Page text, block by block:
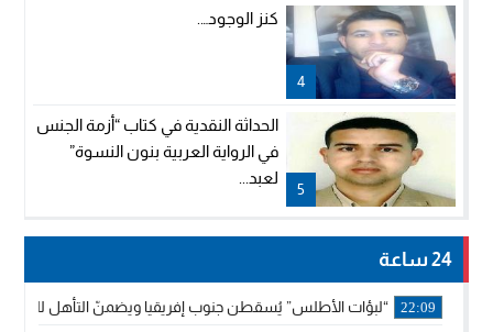
4
كنز الوجود….
5
الحداثة النقدية في كتاب “أزمة الجنس
في الرواية العربية بنون النسوة”
لعبد...
24 ساعة
22:09 “لبؤات الأطلس” يُسقطن جنوب إفريقيا ويضمنّ التأهل